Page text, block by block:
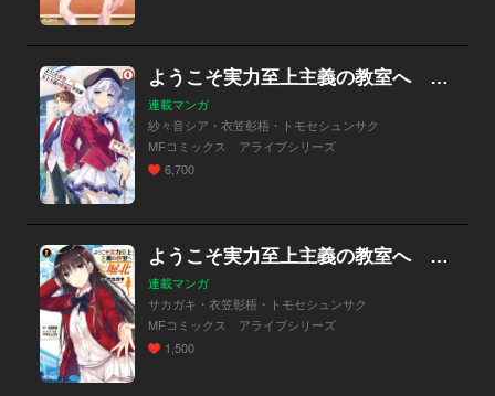
ようこそ実力至上主義の教室へ ２年生編【分冊版】
連載マンガ
紗々音シア・衣笠彰梧・トモセシュンサク
MFコミックス アライブシリーズ
6,700
ようこそ実力至上主義の教室へ ルート堀北
連載マンガ
サカガキ・衣笠彰梧・トモセシュンサク
MFコミックス アライブシリーズ
1,500